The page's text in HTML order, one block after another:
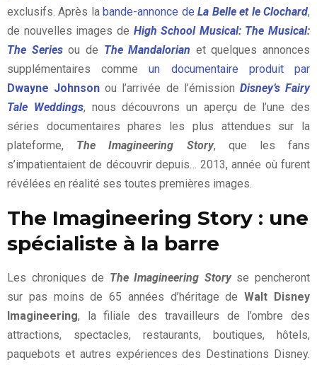
exclusifs. Après labande-annonce deLa Belle et le Clochard,
de nouvelles images de High School Musical: The Musical:
The Seriesou de The Mandalorian et quelques annonces
supplémentaires commeun documentaire produit par
Dwayne Johnson ou l’arrivée de l’émission Disney’s Fairy
Tale Weddings, nous découvrons un aperçu de l’une des
séries documentaires phares les plus attendues sur la
plateforme, The Imagineering Story, que les fans
s’impatientaient de découvrir depuis… 2013, année où furent
révélées en réalité ses toutes premières images.
The Imagineering Story : une
spécialiste à la barre
Les chroniques de The Imagineering Storyse pencheront
sur pas moins de 65 années d’héritage deWalt Disney
Imagineering, la filiale des travailleurs de l’ombre des
attractions, spectacles, restaurants, boutiques, hôtels,
paquebots et autres expériences des Destinations Disney.